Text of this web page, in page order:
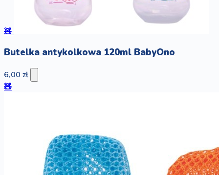
🧸
Butelka antykolkowa 120ml BabyOno
6,00 zł
🧸